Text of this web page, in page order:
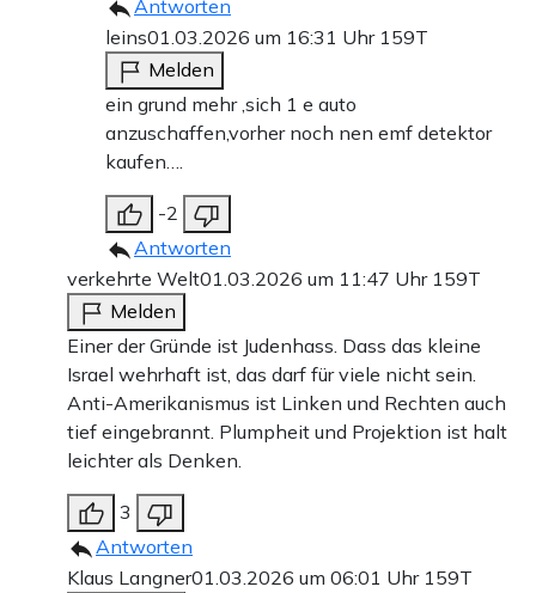
Antworten
leins01.03.2026 um 16:31 Uhr 159T
Melden
ein grund mehr ,sich 1 e auto
anzuschaffen,vorher noch nen emf detektor
kaufen….
-2
Antworten
verkehrte Welt01.03.2026 um 11:47 Uhr 159T
Melden
Einer der Gründe ist Judenhass. Dass das kleine
Israel wehrhaft ist, das darf für viele nicht sein.
Anti-Amerikanismus ist Linken und Rechten auch
tief eingebrannt. Plumpheit und Projektion ist halt
leichter als Denken.
3
Antworten
Klaus Langner01.03.2026 um 06:01 Uhr 159T